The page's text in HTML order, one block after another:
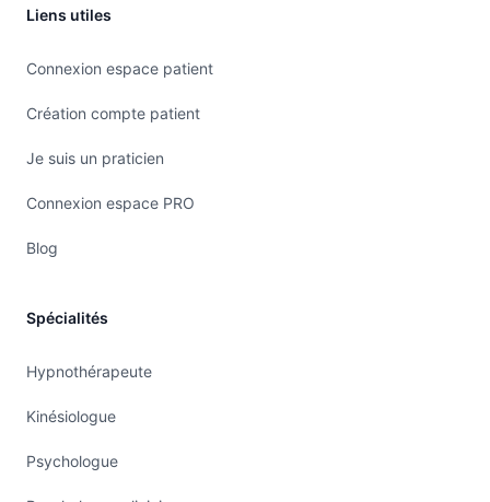
Liens utiles
Connexion espace patient
Création compte patient
Je suis un praticien
Connexion espace PRO
Blog
Spécialités
Hypnothérapeute
Kinésiologue
Psychologue